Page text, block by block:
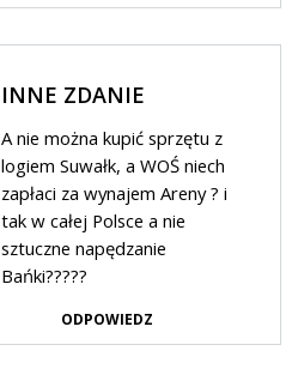
INNE ZDANIE
A nie można kupić sprzętu z
logiem Suwałk, a WOŚ niech
zapłaci za wynajem Areny ? i
tak w całej Polsce a nie
sztuczne napędzanie
Bańki?????
ODPOWIEDZ